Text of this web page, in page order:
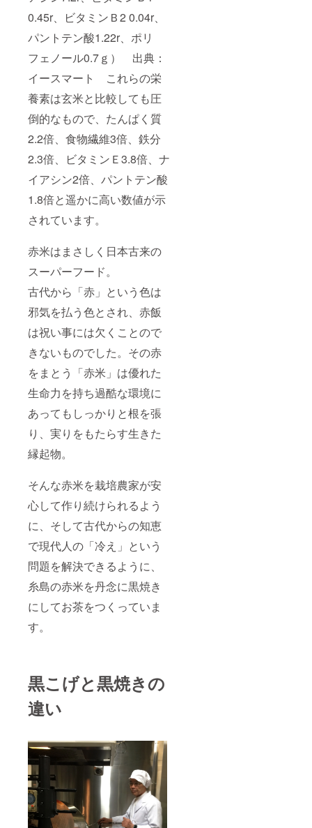
0.45r、ビタミンＢ2 0.04r、
パントテン酸1.22r、ポリ
フェノール0.7ｇ） 出典：
イースマート これらの栄
養素は玄米と比較しても圧
倒的なもので、たんぱく質
2.2倍、食物繊維3倍、鉄分
2.3倍、ビタミンＥ3.8倍、ナ
イアシン2倍、パントテン酸
1.8倍と遥かに高い数値が示
されています。
赤米はまさしく日本古来の
スーパーフード。
古代から「赤」という色は
邪気を払う色とされ、赤飯
は祝い事には欠くことので
きないものでした。その赤
をまとう「赤米」は優れた
生命力を持ち過酷な環境に
あってもしっかりと根を張
り、実りをもたらす生きた
縁起物。
そんな赤米を栽培農家が安
心して作り続けられるよう
に、そして古代からの知恵
で現代人の「冷え」という
問題を解決できるように、
糸島の赤米を丹念に黒焼き
にしてお茶をつくっていま
す。
黒こげと黒焼きの
違い